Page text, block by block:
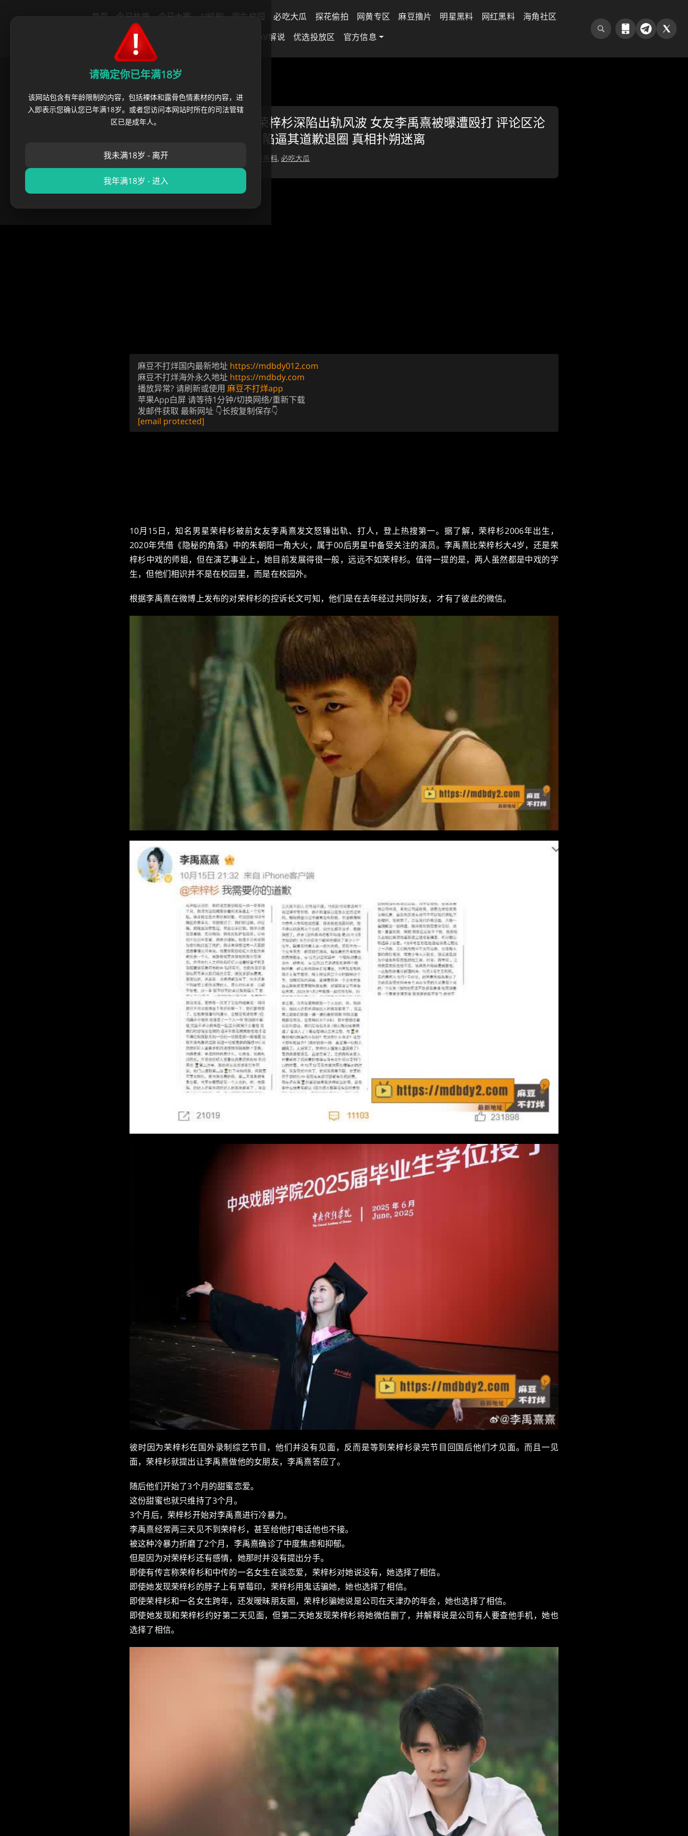
首页 今日热搜 今日大赛 AI短剧 学生校园 必吃大瓜 探花偷拍 网黄专区 麻豆撸片 明星黑料 网红黑料
海角社区
里番动漫
绿帽社区 AV解说 优选投放区 官方信息
首页 › 明星黑料 › 童星塌房 隐秘的角
童星塌房 隐秘的角落荣梓杉深陷出轨风波 女友李禹熹被曝遭殴打 评论区沦
陷逼其道歉退圈 真相扑朔迷离
麻豆摄影师 明星黑料, 必吃大瓜
麻豆不打烊国内最新地址 https://mdbdy012.com
麻豆不打烊海外永久地址 https://mdbdy.com
播放异常? 请刷新或使用 麻豆不打烊app
苹果App白屏 请等待1分钟/切换网络/重新下载
发邮件获取 最新网址 👇长按复制保存👇
[email protected]
10月15日，知名男星荣梓杉被前女友李禹熹发文怒锤出轨、打人，登上热搜第一。据了解，荣梓杉2006年出生，
2020年凭借《隐秘的角落》中的朱朝阳一角大火，属于00后男星中备受关注的演员。李禹熹比荣梓杉大4岁，还是荣
梓杉中戏的师姐，但在演艺事业上，她目前发展得很一般，远远不如荣梓杉。值得一提的是，两人虽然都是中戏的学
生，但他们相识并不是在校园里，而是在校园外。
根据李禹熹在微博上发布的对荣梓杉的控诉长文可知，他们是在去年经过共同好友，才有了彼此的微信。
彼时因为荣梓杉在国外录制综艺节目，他们并没有见面，反而是等到荣梓杉录完节目回国后他们才见面。而且一见
面，荣梓杉就提出让李禹熹做他的女朋友，李禹熹答应了。
随后他们开始了3个月的甜蜜恋爱。
这份甜蜜也就只维持了3个月。
3个月后，荣梓杉开始对李禹熹进行冷暴力。
李禹熹经常两三天见不到荣梓杉，甚至给他打电话他也不接。
被这种冷暴力折磨了2个月，李禹熹确诊了中度焦虑和抑郁。
但是因为对荣梓杉还有感情，她那时并没有提出分手。
即使有传言称荣梓杉和中传的一名女生在谈恋爱，荣梓杉对她说没有，她选择了相信。
即使她发现荣梓杉的脖子上有草莓印，荣梓杉用鬼话骗她，她也选择了相信。
即使荣梓杉和一名女生跨年，还发暧昧朋友圈，荣梓杉骗她说是公司在天津办的年会，她也选择了相信。
即使她发现和荣梓杉约好第二天见面，但第二天她发现荣梓杉将她微信删了，并解释说是公司有人要查他手机，她也
选择了相信。
请确定你已年满18岁
该网站包含有年龄限制的内容，包括裸体和露骨色情素材的内容，进
入即表示您确认您已年满18岁。或者您访问本网站时所在的司法管辖
区已是成年人。
我未满18岁 - 离开
我年满18岁 - 进入